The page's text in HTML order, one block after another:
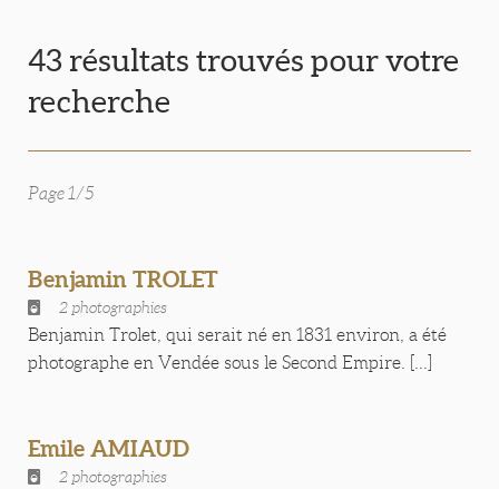
43 résultats trouvés pour votre
recherche
Page 1/5
Benjamin TROLET
2 photographies
Benjamin Trolet, qui serait né en 1831 environ, a été
photographe en Vendée sous le Second Empire. [...]
Emile AMIAUD
2 photographies